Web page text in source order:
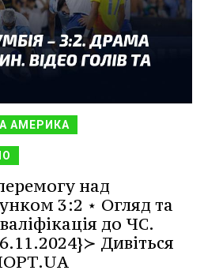
АМЕРИКА
над
3:2 ⋆ Огляд та
до ЧС.
Дивіться